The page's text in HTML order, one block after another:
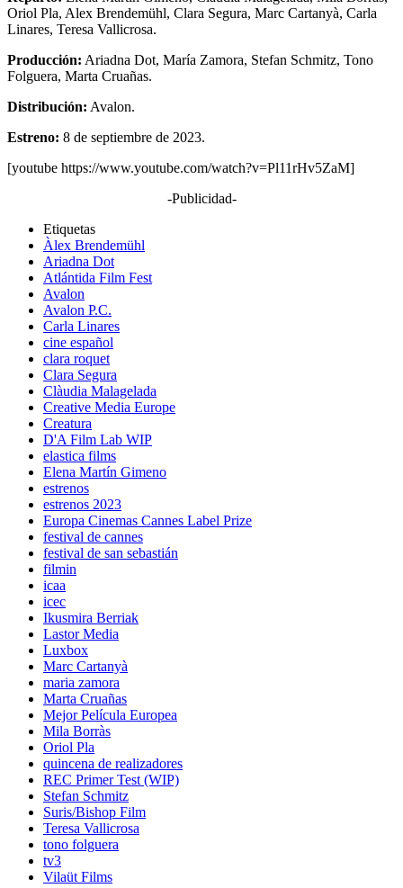
Oriol Pla, Alex Brendemühl, Clara Segura, Marc Cartanyà, Carla
Linares, Teresa Vallicrosa.
Producción: Ariadna Dot, María Zamora, Stefan Schmitz, Tono
Folguera, Marta Cruañas.
Distribución: Avalon.
Estreno: 8 de septiembre de 2023.
[youtube https://www.youtube.com/watch?v=Pl11rHv5ZaM]
-Publicidad-
Etiquetas
Àlex Brendemühl
Ariadna Dot
Atlántida Film Fest
Avalon
Avalon P.C.
Carla Linares
cine español
clara roquet
Clara Segura
Clàudia Malagelada
Creative Media Europe
Creatura
D'A Film Lab WIP
elastica films
Elena Martín Gimeno
estrenos
estrenos 2023
Europa Cinemas Cannes Label Prize
festival de cannes
festival de san sebastián
filmin
icaa
icec
Ikusmira Berriak
Lastor Media
Luxbox
Marc Cartanyà
maria zamora
Marta Cruañas
Mejor Película Europea
Mila Borràs
Oriol Pla
quincena de realizadores
REC Primer Test (WIP)
Stefan Schmitz
Suris/Bishop Film
Teresa Vallicrosa
tono folguera
tv3
Vilaüt Films